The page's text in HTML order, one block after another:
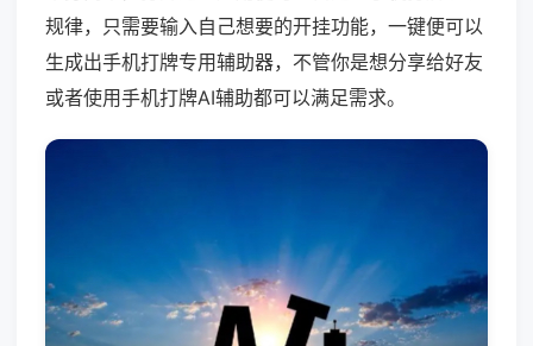
规律，只需要输入自己想要的开挂功能，一键便可以
生成出手机打牌专用辅助器，不管你是想分享给好友
或者使用手机打牌AI辅助都可以满足需求。